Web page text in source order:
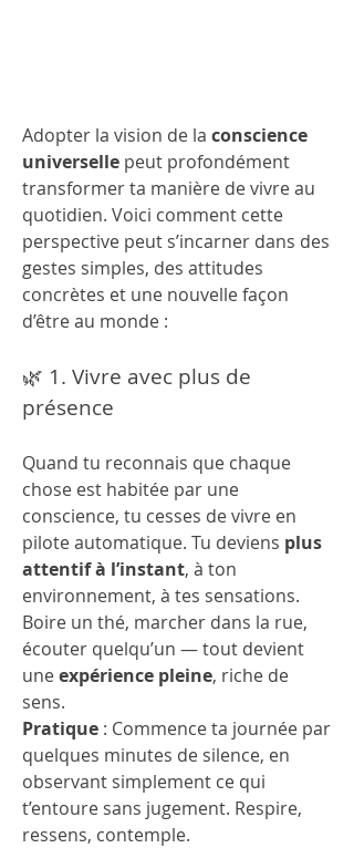
Adopter la vision de la conscience
universelle peut profondément
transformer ta manière de vivre au
quotidien. Voici comment cette
perspective peut s’incarner dans des
gestes simples, des attitudes
concrètes et une nouvelle façon
d’être au monde :
🌿 1. Vivre avec plus de
présence
Quand tu reconnais que chaque
chose est habitée par une
conscience, tu cesses de vivre en
pilote automatique. Tu deviens plus
attentif à l’instant, à ton
environnement, à tes sensations.
Boire un thé, marcher dans la rue,
écouter quelqu’un — tout devient
une expérience pleine, riche de
sens.
Pratique : Commence ta journée par
quelques minutes de silence, en
observant simplement ce qui
t’entoure sans jugement. Respire,
ressens, contemple.